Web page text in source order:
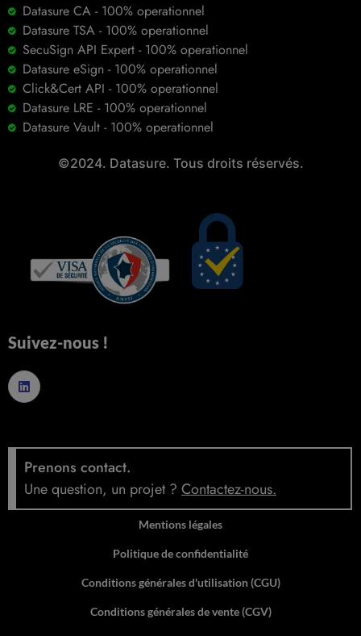
Datasure CA - 100% operationnel
Datasure TSA - 100% operationnel
SecuSign API Expert - 100% operationnel
Datasure eSign - 100% operationnel
Click&Cert API - 100% operationnel
Datasure LRE - 100% operationnel
Datasure Vault - 100% operationnel
©2024. Datasure. Tous droits réservés.
Suivez-nous !
Prenons contact.
Une question, un projet ? Contactez-nous.
Mentions légales
Politique de confidentialité
Conditions générales d'utilisation (CGU)
Conditions générales de vente (CGV)